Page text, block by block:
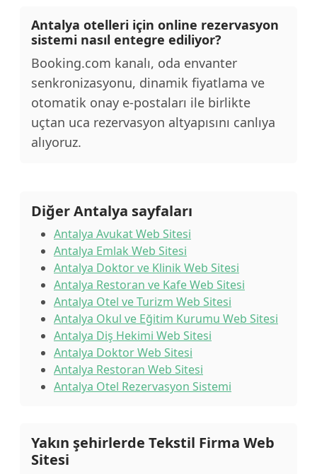
Antalya otelleri için online rezervasyon
sistemi nasıl entegre ediliyor?
Booking.com kanalı, oda envanter
senkronizasyonu, dinamik fiyatlama ve
otomatik onay e-postaları ile birlikte
uçtan uca rezervasyon altyapısını canlıya
alıyoruz.
Diğer Antalya sayfaları
Antalya Avukat Web Sitesi
Antalya Emlak Web Sitesi
Antalya Doktor ve Klinik Web Sitesi
Antalya Restoran ve Kafe Web Sitesi
Antalya Otel ve Turizm Web Sitesi
Antalya Okul ve Eğitim Kurumu Web Sitesi
Antalya Diş Hekimi Web Sitesi
Antalya Doktor Web Sitesi
Antalya Restoran Web Sitesi
Antalya Otel Rezervasyon Sistemi
Yakın şehirlerde Tekstil Firma Web
Sitesi